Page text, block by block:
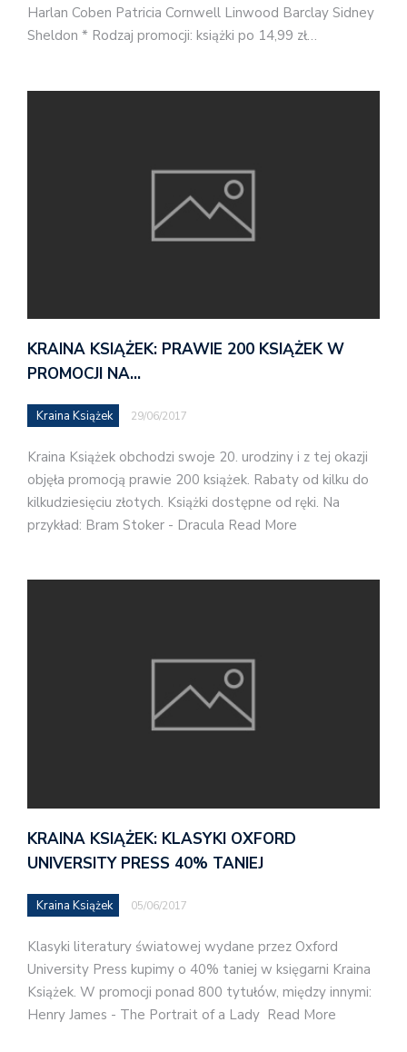
Harlan Coben Patricia Cornwell Linwood Barclay Sidney
Sheldon * Rodzaj promocji: książki po 14,99 zł…
KRAINA KSIĄŻEK: PRAWIE 200 KSIĄŻEK W
PROMOCJI NA…
Kraina Książek 29/06/2017
Kraina Książek obchodzi swoje 20. urodziny i z tej okazji
objęła promocją prawie 200 książek. Rabaty od kilku do
kilkudziesięciu złotych. Książki dostępne od ręki. Na
przykład: Bram Stoker - Dracula Read More
KRAINA KSIĄŻEK: KLASYKI OXFORD
UNIVERSITY PRESS 40% TANIEJ
Kraina Książek 05/06/2017
Klasyki literatury światowej wydane przez Oxford
University Press kupimy o 40% taniej w księgarni Kraina
Książek. W promocji ponad 800 tytułów, między innymi:
Henry James - The Portrait of a Lady Read More